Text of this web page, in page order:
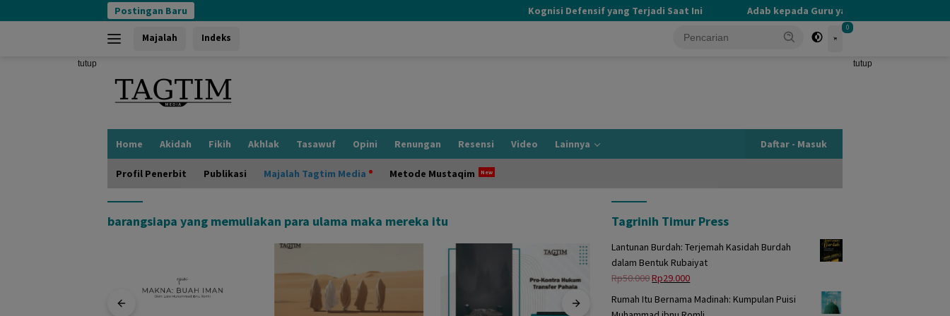
ke
Postingan Baru Kognisi Defensif yang Terjadi Saat Ini Adab kepada Guru yang Terlupakan
Majalah Indeks
0
tutup tutup
Home Akidah Fikih Akhlak Tasawuf Opini Renungan Resensi Video Lainnya Daftar - Masuk
Profil Penerbit Publikasi Majalah Tagtim Media Metode Mustaqim
barangsiapa yang memuliakan para ulama maka mereka itu Tagrinih Timur Press
Lantunan Burdah: Terjemah Kasidah Burdah
dalam Bentuk Rubaiyat
Rp50.000Harga
adalah:
Rp29.000Harga
Rumah Itu Bernama Madinah: Kumpulan Puisi